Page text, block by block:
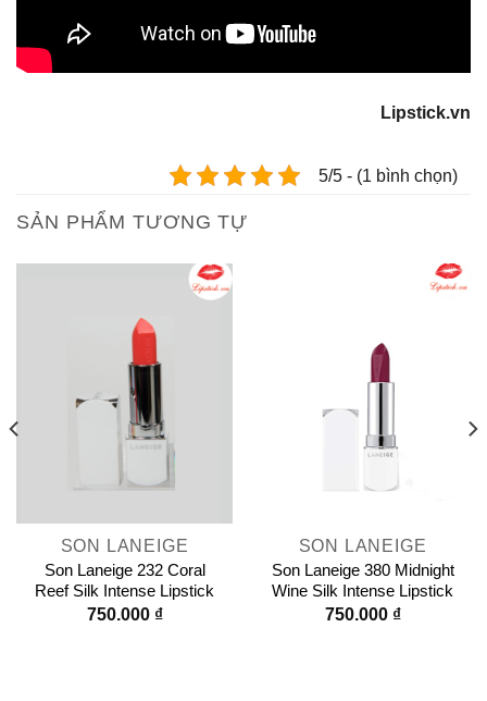
Lipstick.vn
5/5 - (1 bình chọn)
SẢN PHẨM TƯƠNG TỰ
SON LANEIGE
Son Laneige 232 Coral
Reef Silk Intense Lipstick
750.000 ₫
SON LANEIGE
Son Laneige 380 Midnight
Wine Silk Intense Lipstick
750.000 ₫